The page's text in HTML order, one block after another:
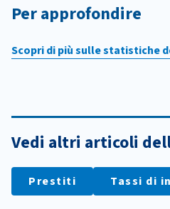
Per approfondire
Scopri di più sulle statistiche
Vedi altri articoli
Prestiti Tassi di